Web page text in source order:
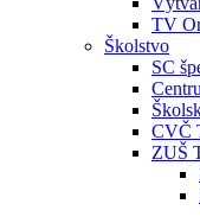
TV
Školstvo
SC
CVČ
ZUŠ